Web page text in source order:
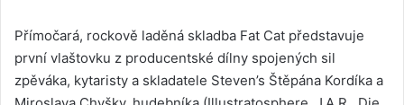
Přímočará, rockově laděná skladba Fat Cat představuje
první vlaštovku z producentské dílny spojených sil
zpěváka, kytaristy a skladatele Steven’s Štěpána Kordíka a